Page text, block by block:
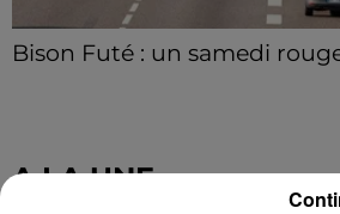
Bison Futé : un samedi
A LA UNE